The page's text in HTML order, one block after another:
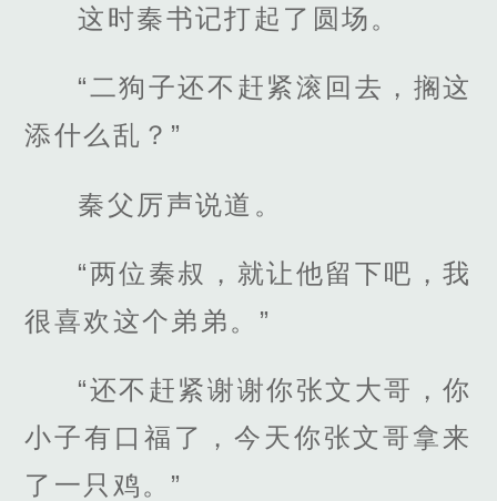
这时秦书记打起了圆场。
“二狗子还不赶紧滚回去，搁这
添什么乱？”
秦父厉声说道。
“两位秦叔，就让他留下吧，我
很喜欢这个弟弟。”
“还不赶紧谢谢你张文大哥，你
小子有口福了，今天你张文哥拿来
了一只鸡。”